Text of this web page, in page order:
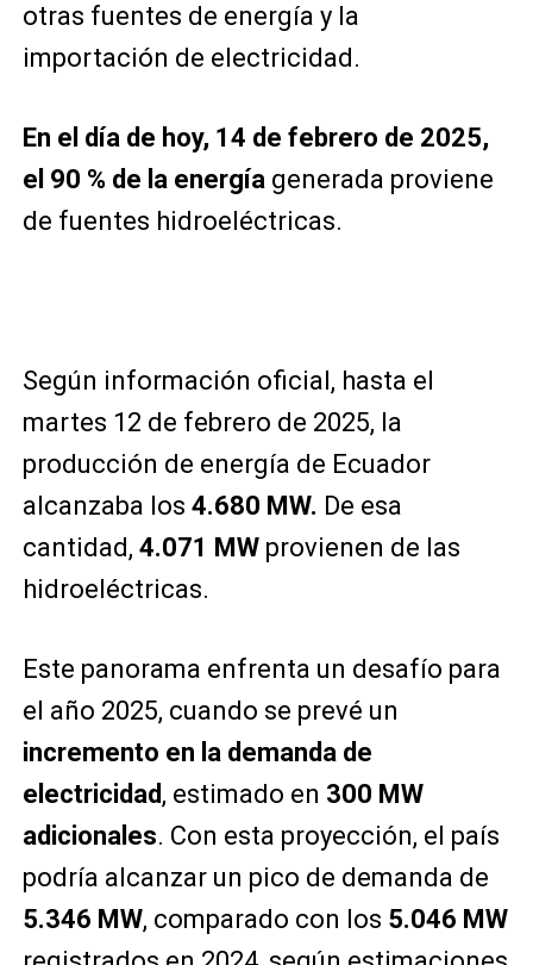
otras fuentes de energía y la
importación de electricidad.
En el día de hoy, 14 de febrero de 2025,
el 90 % de la energíagenerada proviene
de fuentes hidroeléctricas.
​Según información oficial, hasta el
martes 12 de febrero de 2025, la
producción de energía de Ecuador
alcanzaba los 4.680 MW. De esa
cantidad, 4.071 MWprovienen de las
hidroeléctricas.
Este panorama enfrenta un desafío para
el año 2025, cuando se prevé un
incremento en la demanda de
electricidad, estimado en 300 MW
adicionales. Con esta proyección, el país
podría alcanzar un pico de demanda de
5.346 MW, comparado con los 5.046 MW